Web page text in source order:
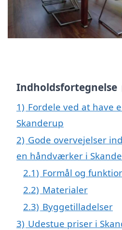
Indholdsfortegnelse
1) Fordele ved at have
Skanderup
2) Gode overvejelser
en håndværker i
2.1) Formål og
2.2) Materialer
2.3) Byggetilladelser
3) Udestue priser i